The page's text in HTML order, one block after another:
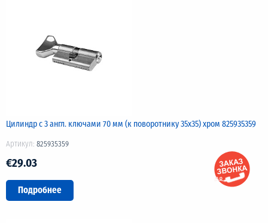
Цилиндр с 3 англ. ключами 70 мм (к поворотнику 35х35) хром 825935359
Артикул: 825935359
€29.03
Подробнее